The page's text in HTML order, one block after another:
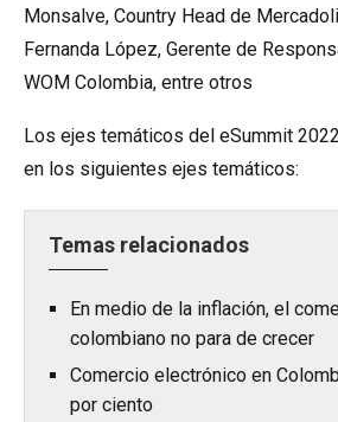
Monsalve, Country Head de
Fernanda López, Gerente de
WOM Colombia, entre otros
Los ejes temáticos del eSummit
en los siguientes ejes temáticos:
Temas relacionados
En medio de la inflación, el
colombiano no para de crecer
Comercio electrónico en
por ciento